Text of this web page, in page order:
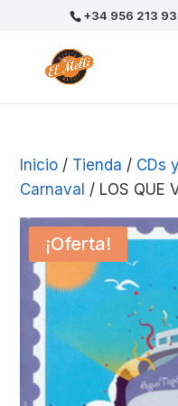
+34 956 213
Inicio / Tienda / CDs
Carnaval / LOS QUE
¡Oferta!